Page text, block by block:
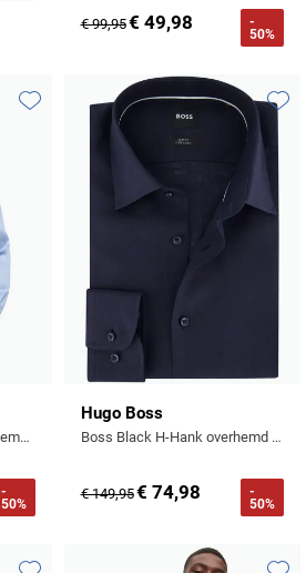
€ 99,95€ 49,98
-
50%
BOSS Black H-HANK overhemd lichtblauw mouwlengte 7 slim fit
-
50%
Toevoegen aan favorieten
Hugo Boss
Boss Black H-Hank overhemd mouwlengte 7 donkerblauw linnen
€ 149,95€ 74,98
-
50%